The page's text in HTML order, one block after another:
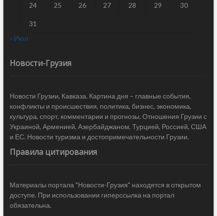
24 25 26 27 28 29 30
31
« Июл
Новости-Грузия
Новости Грузии, Кавказа. Картина дня – главные события,
конфликты и происшествия, политика, бизнес, экономика,
культура, спорт, комментарии и прогнозы. Отношения Грузии с
Украиной, Арменией, Азербайджаном, Турцией, Россией, США
и ЕС. Новости туризма и достопримечательности Грузии.
Правила цитирования
Материалы портала "Новости-Грузия" находятся в открытом
доступе. При использовании гиперссылка на портал
обязательна.